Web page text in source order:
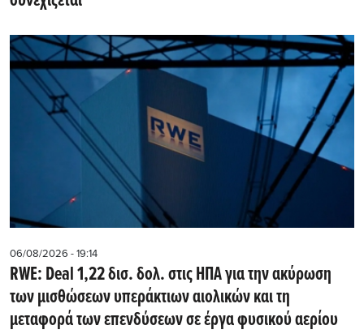
06/08/2026 - 19:14
RWE: Deal 1,22 δισ. δολ. στις ΗΠΑ για την ακύρωση
των μισθώσεων υπεράκτιων αιολικών και τη
μεταφορά των επενδύσεων σε έργα φυσικού αερίου